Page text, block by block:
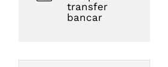
transfer
bancar